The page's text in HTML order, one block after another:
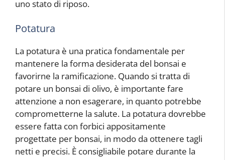
uno stato di riposo.
Potatura
La potatura è una pratica fondamentale per
mantenere la forma desiderata del bonsai e
favorirne la ramificazione. Quando si tratta di
potare un bonsai di olivo, è importante fare
attenzione a non esagerare, in quanto potrebbe
comprometterne la salute. La potatura dovrebbe
essere fatta con forbici appositamente
progettate per bonsai, in modo da ottenere tagli
netti e precisi. È consigliabile potare durante la